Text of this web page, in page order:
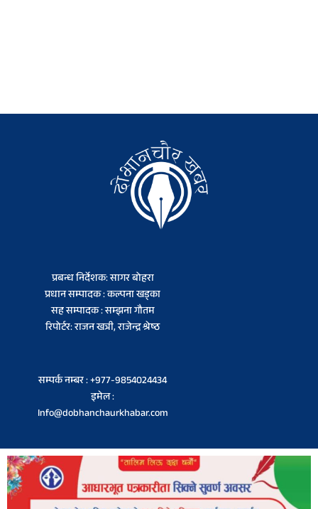
प्रबन्ध निर्देशक: सागर बोहरा
प्रधान सम्पादक : कल्पना खड्का
सह सम्पादक : सम्झना गौतम
रिपोर्टर: राजन खत्री, राजेन्द्र श्रेष्ठ
सम्पर्क नम्बर : +977-9854024434
इमेल :
Info@dobhanchaurkhabar.com